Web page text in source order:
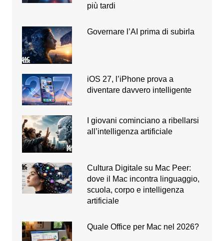
più tardi
Governare l’AI prima di subirla
iOS 27, l’iPhone prova a
diventare davvero intelligente
I giovani cominciano a ribellarsi
all’intelligenza artificiale
Cultura Digitale su Mac Peer:
dove il Mac incontra linguaggio,
scuola, corpo e intelligenza
artificiale
Quale Office per Mac nel 2026?